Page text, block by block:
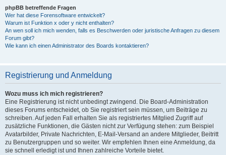
phpBB betreffende Fragen
Wer hat diese Forensoftware entwickelt?
Warum ist Funktion x oder y nicht enthalten?
An wen soll ich mich wenden, falls es Beschwerden oder juristische Anfragen zu diesem
Forum gibt?
Wie kann ich einen Administrator des Boards kontaktieren?
Registrierung und Anmeldung
Wozu muss ich mich registrieren?
Eine Registrierung ist nicht unbedingt zwingend. Die Board-Administration
dieses Forums entscheidet, ob Sie registriert sein müssen, um Beiträge zu
schreiben. Auf jeden Fall erhalten Sie als registriertes Mitglied Zugriff auf
zusätzliche Funktionen, die Gästen nicht zur Verfügung stehen: zum Beispiel
Avatarbilder, Private Nachrichten, E-Mail-Versand an andere Mitglieder, Beitritt
zu Benutzergruppen und so weiter. Wir empfehlen Ihnen eine Anmeldung, da
sie schnell erledigt ist und Ihnen zahlreiche Vorteile bietet.